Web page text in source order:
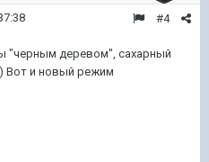
#4
"черным деревом", сахарный
Вот и новый режим